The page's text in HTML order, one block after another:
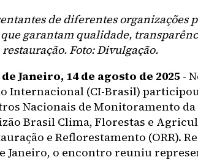
de diferentes organizações
garantam qualidade,
Foto: Divulgação.
Janeiro, 14 de agosto de 2025 -
Internacional (CI-Brasil)
Nacionais de Monitoramento da
Brasil Clima, Florestas e
e Reflorestamento (ORR).
Janeiro, o encontro reuniu